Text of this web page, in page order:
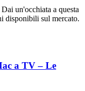
un'occhiata a questa
disponibili sul mercato.
a TV – Le